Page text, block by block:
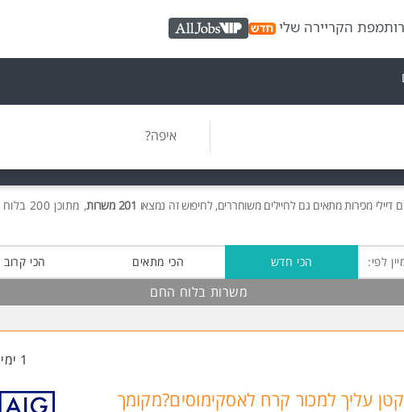
מפת הקריירה שלי AllJobs VIP
איפה?
דיילי מכירות מתאים גם לחיילים משוחררים, לחיפוש זה נמצאו 201 משרות , מתוכן 200 בלוח החם חינם!
לפי: הכי חדש הכי מתאים הכי קרוב
משרות בלוח החם
1 ימים
קטן עליך למכור קרח לאסקימוסים?מקומך